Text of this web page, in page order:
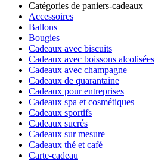
Catégories de paniers-cadeaux
Accessoires
Ballons
Bougies
Cadeaux avec biscuits
Cadeaux avec boissons alcolisées
Cadeaux avec champagne
Cadeaux de quarantaine
Cadeaux pour entreprises
Cadeaux spa et cosmétiques
Cadeaux sportifs
Cadeaux sucrés
Cadeaux sur mesure
Cadeaux thé et café
Carte-cadeau